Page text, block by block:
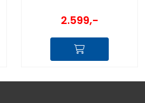
2.599,-